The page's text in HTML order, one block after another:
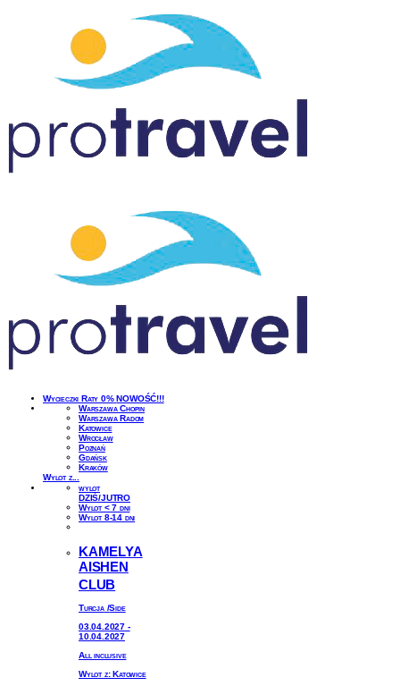
Wycieczki Raty 0% NOWOŚĆ!!!
Warszawa Chopin
Warszawa Radom
Katowice
Wrocław
Poznań
Gdańsk
Kraków
Wylot z...
wylot
DZIŚ/JUTRO
Wylot < 7 dni
Wylot 8-14 dni
KAMELYA
AISHEN
CLUB
Turcja/Side
03.04.2027 -
10.04.2027
All inclusive
Wylot z: Katowice